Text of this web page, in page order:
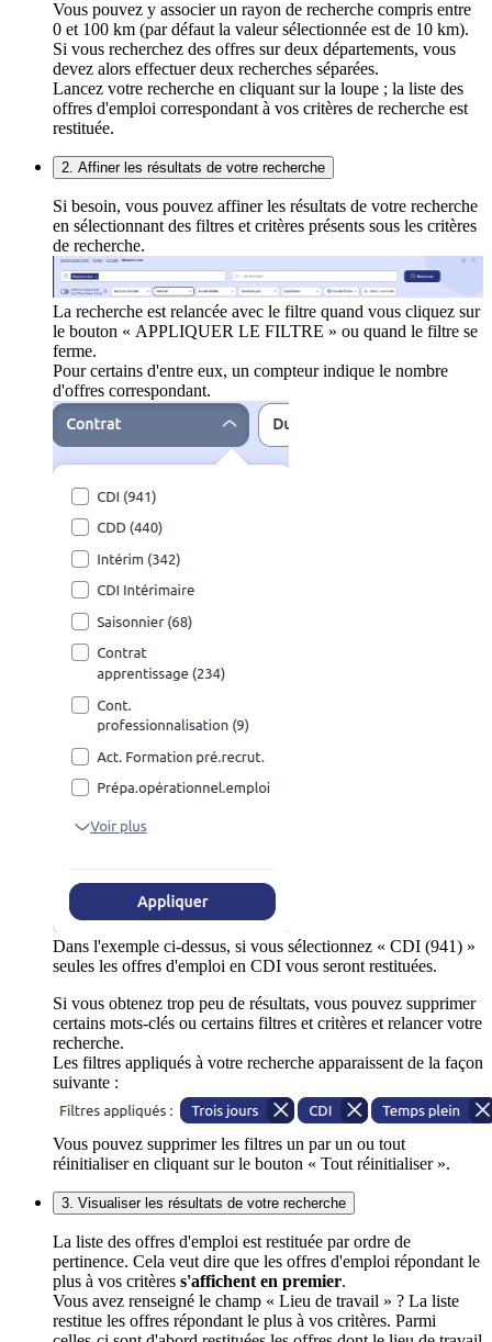
Vous pouvez y associer un rayon de recherche compris entre
0 et 100 km (par défaut la valeur sélectionnée est de 10 km).
Si vous recherchez des offres sur deux départements, vous
devez alors effectuer deux recherches séparées.
Lancez votre recherche en cliquant sur la loupe ; la liste des
offres d'emploi correspondant à vos critères de recherche est
restituée.
2. Affiner les résultats de votre recherche
Si besoin, vous pouvez affiner les résultats de votre recherche
en sélectionnant des filtres et critères présents sous les critères
de recherche.
La recherche est relancée avec le filtre quand vous cliquez sur
le bouton « APPLIQUER LE FILTRE » ou quand le filtre se
ferme.
Pour certains d'entre eux, un compteur indique le nombre
d'offres correspondant.
Dans l'exemple ci-dessus, si vous sélectionnez « CDI (941) »
seules les offres d'emploi en CDI vous seront restituées.
Si vous obtenez trop peu de résultats, vous pouvez supprimer
certains mots-clés ou certains filtres et critères et relancer votre
recherche.
Les filtres appliqués à votre recherche apparaissent de la façon
suivante :
Vous pouvez supprimer les filtres un par un ou tout
réinitialiser en cliquant sur le bouton « Tout réinitialiser ».
3. Visualiser les résultats de votre recherche
La liste des offres d'emploi est restituée par ordre de
pertinence. Cela veut dire que les offres d'emploi répondant le
plus à vos critères s'affichent en premier.
Vous avez renseigné le champ « Lieu de travail » ? La liste
restitue les offres répondant le plus à vos critères. Parmi